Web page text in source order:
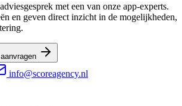
met een van onze app-experts.
en geven direct inzicht in de mogelijkheden,
info@scoreagency.nl